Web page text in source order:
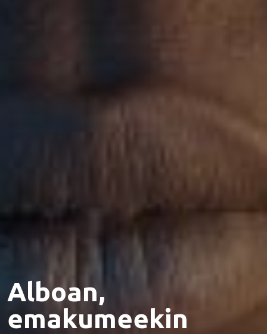
Alboan,
emakumeekin